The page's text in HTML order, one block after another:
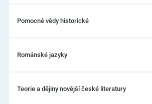
Pomocné vědy historické
Románské jazyky
Teorie a dějiny novější české literatury